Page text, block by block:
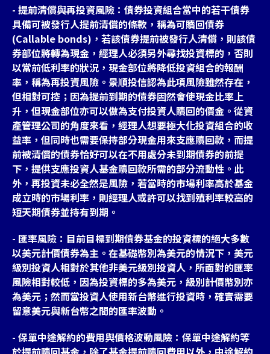
- 提前清償與再投資風險：債券投資組合當中的若干債券
具備可被發行人提前清償的條款，稱為可贖回債券
(Callable bonds)，若該債券提前被發行人清償，則該債
券部位將轉為現金，經理人必須另外尋找投資標的，否則
以當前低利率的狀況，現金部位將降低投資組合的報酬
率，稱為再投資風險。景順投信認為此項風險雖然存在，
但相對可控；因為提前到期的債券固然會使現金比率上
升，但現金部位亦可以做為支付投資人贖回的價金。從資
產管理公司的角度來看，經理人想要極大化投資組合的收
益率，但同時也需要保持部分現金用來支應贖回款，而提
前被清償的債券恰好可以在不用處分未到期債券的前提
下，提供支應投資人基金贖回款所需的部分流動性。此
外，再投資未必全然是風險，若當時的市場利率高於基金
成立時的市場利率，則經理人或許可以找到殖利率較高的
短天期債券並持有到期。
- 匯率風險：目前目標到期債券基金的投資標的絕大多數
以美元計價債券為主。在基礎幣別為美元的情況下，美元
級別投資人相對於其他非美元級別投資人，所面對的匯率
風險相對較低，因為投資標的多為美元，級別計價幣別亦
為美元；然而當投資人使用新台幣進行投資時，確實需要
留意美元與新台幣之間的匯率波動。
- 保單中途解約的費用與價格波動風險：保單中途解約等